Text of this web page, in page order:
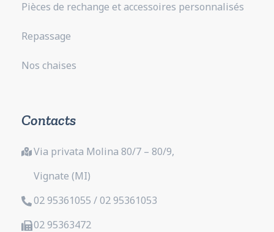
Pièces de rechange et accessoires personnalisés
Repassage
Nos chaises
Contacts
Via privata Molina 80/7 – 80/9,
Vignate (MI)
02 95361055 / 02 95361053
02 95363472